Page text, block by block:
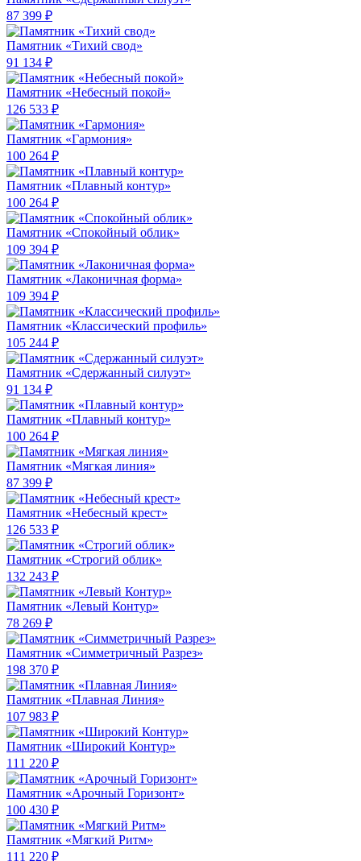
87 399 ₽
Памятник «Тихий свод»
91 134 ₽
Памятник «Небесный покой»
126 533 ₽
Памятник «Гармония»
100 264 ₽
Памятник «Плавный контур»
100 264 ₽
Памятник «Спокойный облик»
109 394 ₽
Памятник «Лаконичная форма»
109 394 ₽
Памятник «Классический профиль»
105 244 ₽
Памятник «Сдержанный силуэт»
91 134 ₽
Памятник «Плавный контур»
100 264 ₽
Памятник «Мягкая линия»
87 399 ₽
Памятник «Небесный крест»
126 533 ₽
Памятник «Строгий облик»
132 243 ₽
Памятник «Левый Контур»
78 269 ₽
Памятник «Симметричный Разрез»
198 370 ₽
Памятник «Плавная Линия»
107 983 ₽
Памятник «Широкий Контур»
111 220 ₽
Памятник «Арочный Горизонт»
100 430 ₽
Памятник «Мягкий Ритм»
111 220 ₽